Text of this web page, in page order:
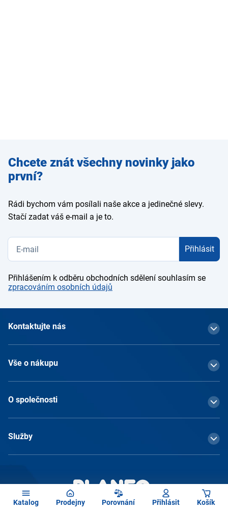
Katalog Prodejny Porovnání Přihlásit Košík
Zadejte
e-mail
Chcete znát všechny novinky jako
první?
Rádi bychom vám posílali naše akce a jedinečné slevy.
Stačí zadat váš e-mail a je to.
Přihlásit
Přihlášením k odběru obchodních sdělení souhlasím se
zpracováním osobních údajů
Kontaktujte nás
Vše o nákupu
O společnosti
Služby